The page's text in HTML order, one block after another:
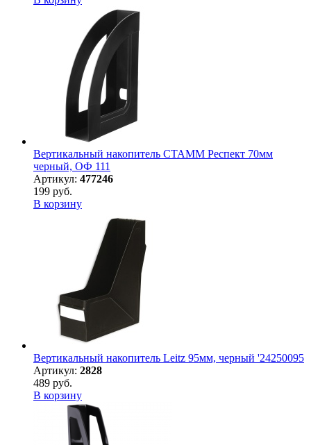
Вертикальный накопитель СТАММ Респект 70мм
черный, ОФ 111
Артикул: 477246
199 руб.
В корзину
Вертикальный накопитель Leitz 95мм, черный '24250095
Артикул: 2828
489 руб.
В корзину